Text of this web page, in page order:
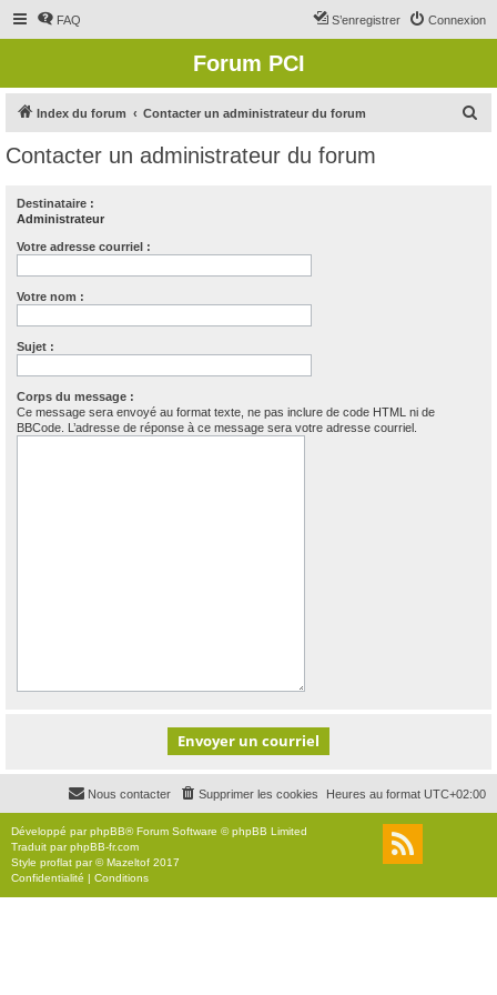
FAQ Connexion
S’enregistrer
Forum PCI
Index du forum Contacter un administrateur du forum
Contacter un administrateur du forum
Destinataire :
Administrateur
Votre adresse courriel :
Votre nom :
Sujet :
Corps du message :
Ce message sera envoyé au format texte, ne pas inclure de code HTML ni de
BBCode. L’adresse de réponse à ce message sera votre adresse courriel.
Heures au format UTC+02:00
Supprimer les cookies
Nous contacter
Développé parphpBB® Forum Software © phpBB Limited
Traduit parphpBB-fr.com
Style proflat par ©Mazeltof 2017
Confidentialité | Conditions